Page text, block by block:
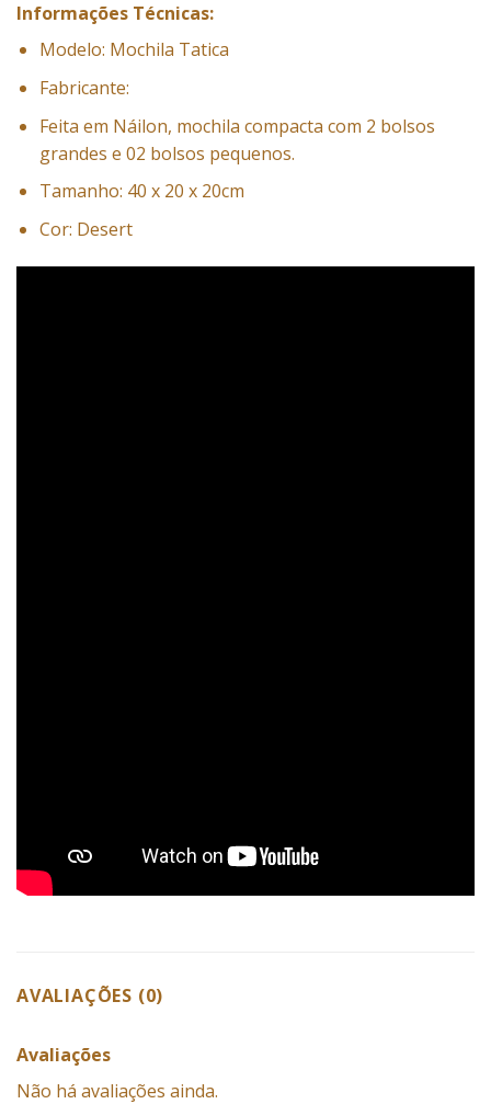
Informações Técnicas:
Modelo: Mochila Tatica
Fabricante:
Feita em Náilon, mochila compacta com 2 bolsos
grandes e 02 bolsos pequenos.
Tamanho: 40 x 20 x 20cm
Cor: Desert
AVALIAÇÕES (0)
Avaliações
Não há avaliações ainda.